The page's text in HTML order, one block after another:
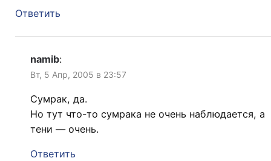
Ответить
namib:
Вт, 5 Апр, 2005 в 23:57
Сумрак, да.
Но тут что-то сумрака не очень наблюдается, а
тени — очень.
Ответить